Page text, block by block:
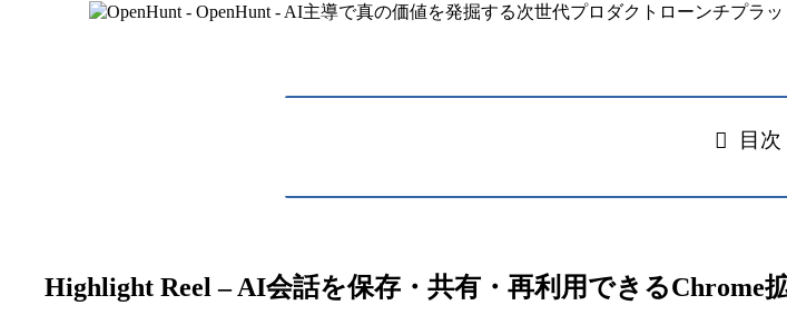
目次
Highlight Reel – AI会話を保存・共有・再利用できるChrome